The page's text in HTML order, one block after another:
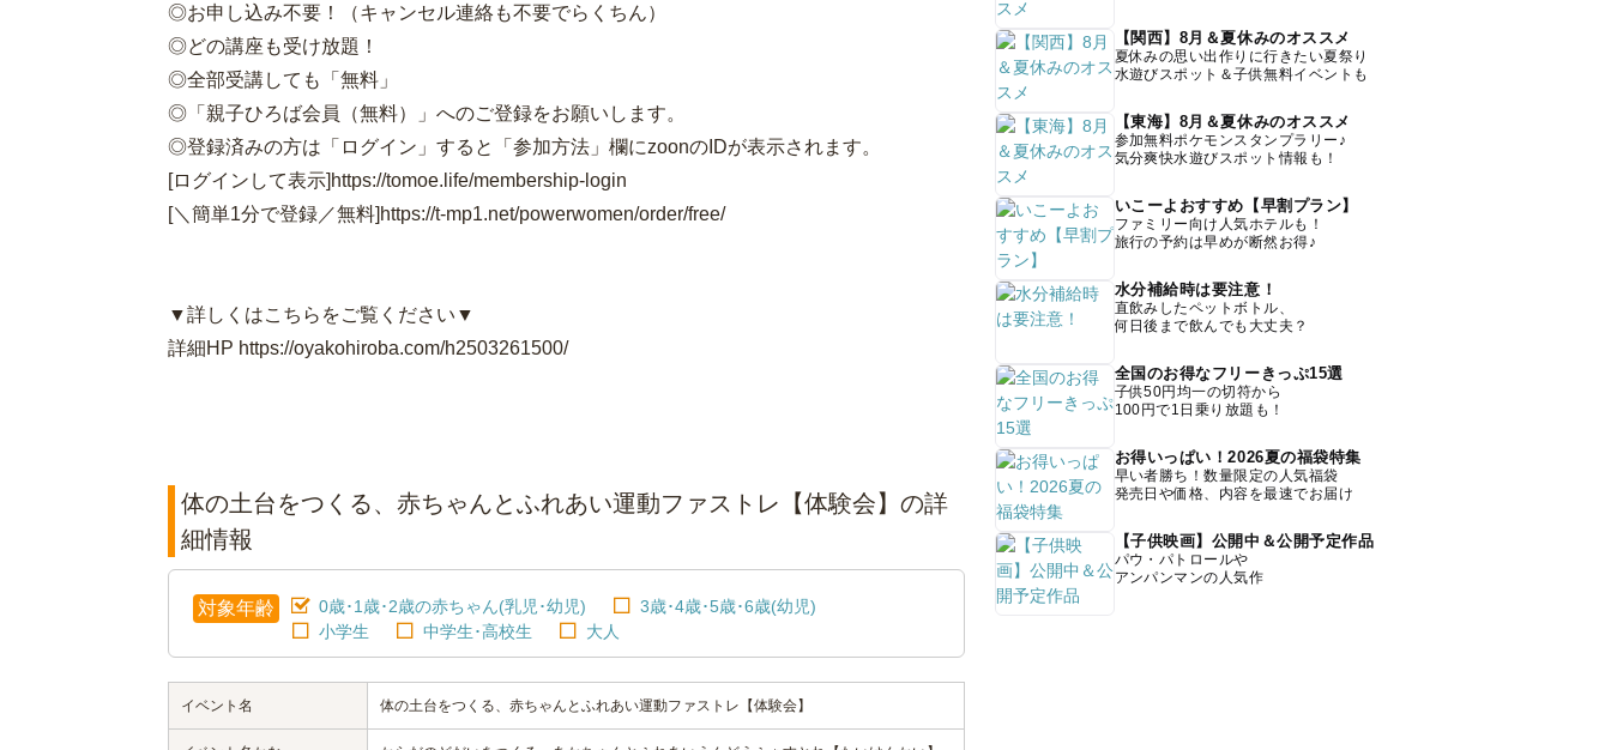
◎お申し込み不要！（キャンセル連絡も不要でらくちん）
◎どの講座も受け放題！
◎全部受講しても「無料」
◎「親子ひろば会員（無料）」へのご登録をお願いします。
◎登録済みの方は「ログイン」すると「参加方法」欄にzoonのIDが表示されます。
[ログインして表示]https://tomoe.life/membership-login
[＼簡単1分で登録／無料]https://t-mp1.net/powerwomen/order/free/
▼詳しくはこちらをご覧ください▼
詳細HP https://oyakohiroba.com/h2503261500/
体の土台をつくる、赤ちゃんとふれあい運動ファストレ【体験会】の詳
細情報
対象年齢 0歳･1歳･2歳の赤ちゃん(乳児･幼児)
3歳･4歳･5歳･6歳(幼児)
小学生
中学生･高校生 大人
イベント名 体の土台をつくる、赤ちゃんとふれあい運動ファストレ【体験会】
【関西】8月＆夏休みのオススメ
夏休みの思い出作りに行きたい夏祭り
水遊びスポット＆子供無料イベントも
【東海】8月＆夏休みのオススメ
参加無料ポケモンスタンプラリー♪
気分爽快水遊びスポット情報も！
いこーよおすすめ【早割プラン】
ファミリー向け人気ホテルも！
旅行の予約は早めが断然お得♪
水分補給時は要注意！
直飲みしたペットボトル、
何日後まで飲んでも大丈夫？
全国のお得なフリーきっぷ15選
子供50円均一の切符から
100円で1日乗り放題も！
お得いっぱい！2026夏の福袋特集
早い者勝ち！数量限定の人気福袋
発売日や価格、内容を最速でお届け
【子供映画】公開中＆公開予定作品
パウ・パトロールや
アンパンマンの人気作